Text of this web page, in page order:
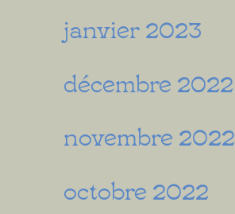
janvier 2023
décembre 2022
novembre 2022
octobre 2022